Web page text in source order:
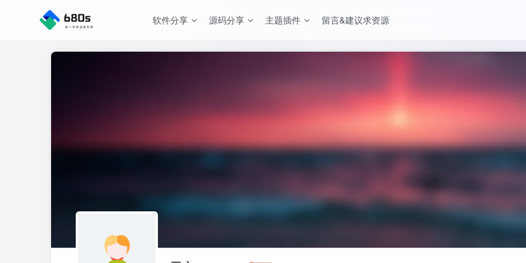
软件分享 源码分享 主题插件 留言&建议求资源